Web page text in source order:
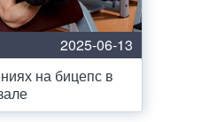
2025-06-13
на бицепс в